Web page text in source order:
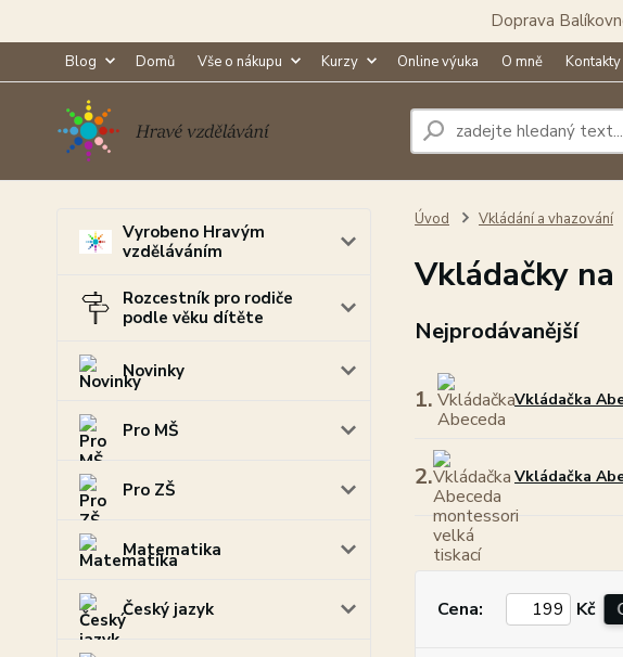
Doprava
Blog Domů Vše o nákupu Kurzy Online výuka O mně Kontakty
Vyrobeno Hravým
vzděláváním
Rozcestník pro rodiče
podle věku dítěte
Novinky
Pro MŠ
Pro ZŠ
Matematika
Český jazyk
Úvod Vkládání a vhazování
Vkládačky
Nejprodávanější
1. Vkládačka
2. Vkládačka
Cena: Kč